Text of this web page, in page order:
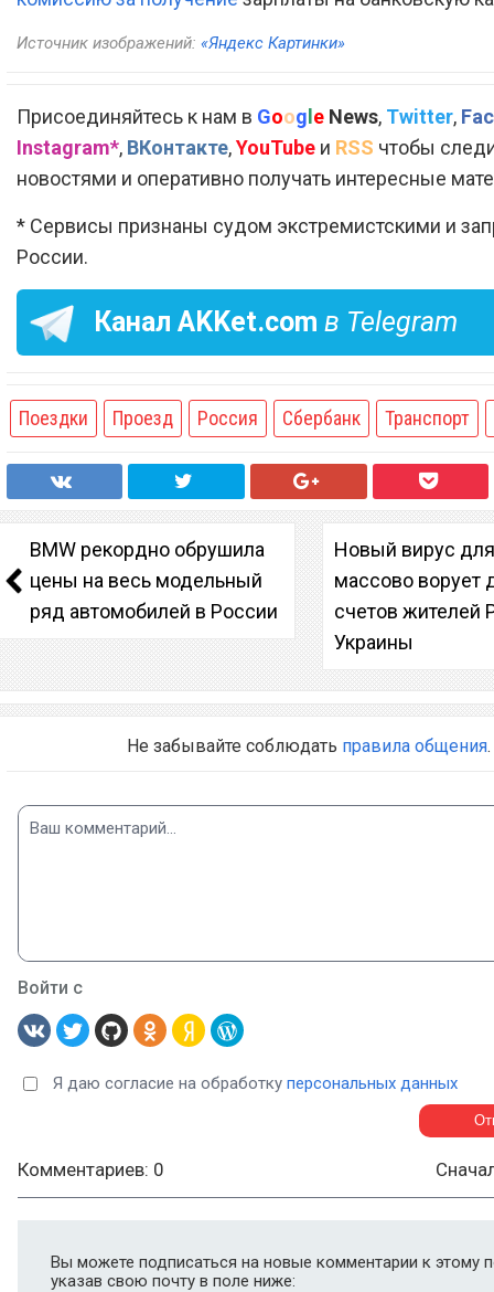
Источник изображений: «Яндекс Картинки»
Присоединяйтесь к нам в Google News, Twitter,
Instagram*, ВКонтакте,YouTube и RSS чтобы
новостями и оперативно получать интересные
* Сервисы признаны судом экстремистскими и
России.
Канал AKKet.com в Telegram
Поездки Проезд Россия Сбербанк Транспорт
BMW рекордно обрушила
цены на весь модельный
ряд автомобилей в России
Новый вирус
массово ворует
счетов жителей
Украины
Не забывайте соблюдать правила общения.
Войти с
Я даю согласие на обработку персональных данных
Комментариев: 0
Вы можете подписаться на новые комментарии к этому
указав свою почту в поле ниже: